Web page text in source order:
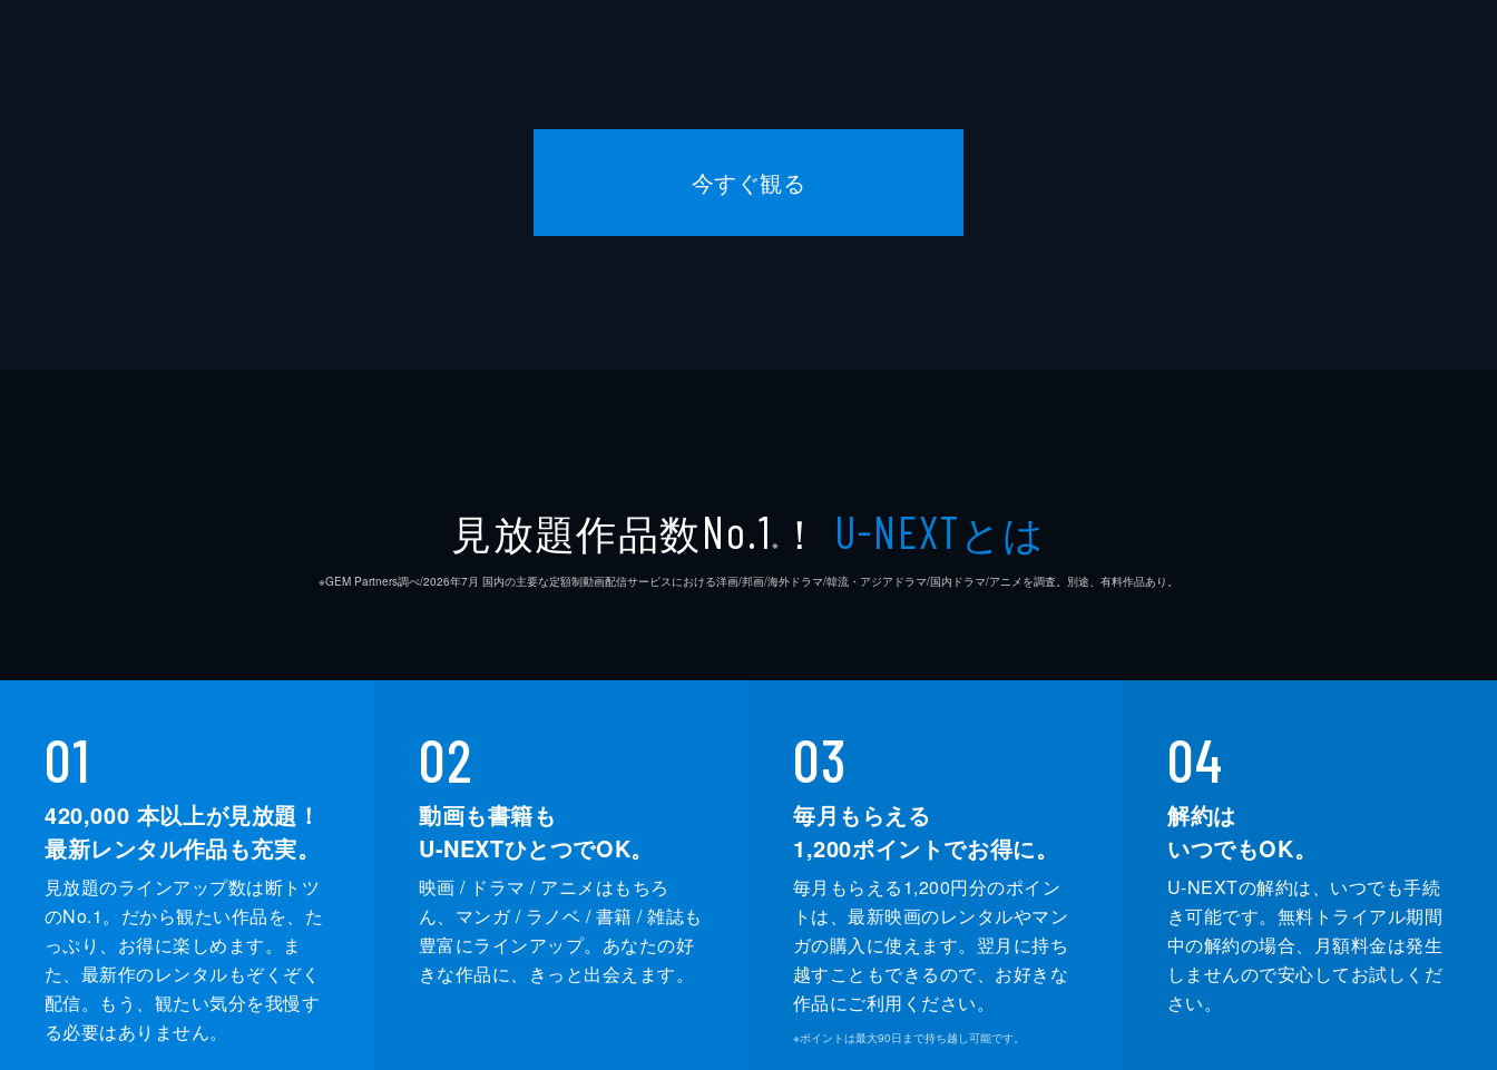
今すぐ観る
見放題作品数No.1 ※ ！ U-NEXTとは
※GEM Partners調べ/2026年7⽉ 国内の主要な定額制動画配信サービスにおける洋画/邦画/海外ドラマ/韓流・アジアドラマ/国内ドラマ/アニメを調査。別途、有料作品あり。
01
420,000 本以上が見放題！
最新レンタル作品も充実。
見放題のラインアップ数は断トツ
のNo.1。だから観たい作品を、た
っぷり、お得に楽しめます。ま
た、最新作のレンタルもぞくぞく
配信。もう、観たい気分を我慢す
る必要はありません。
02
動画も書籍も
U-NEXTひとつでOK。
映画 / ドラマ / アニメはもちろ
ん、マンガ / ラノベ / 書籍 / 雑誌も
豊富にラインアップ。あなたの好
きな作品に、きっと出会えます。
03
毎月もらえる
1,200ポイントでお得に。
毎月もらえる1,200円分のポイン
トは、最新映画のレンタルやマン
ガの購入に使えます。翌月に持ち
越すこともできるので、お好きな
作品にご利用ください。
※ポイントは最大90日まで持ち越し可能です。
04
解約は
いつでもOK。
U-NEXTの解約は、いつでも手続
き可能です。無料トライアル期間
中の解約の場合、月額料金は発生
しませんので安心してお試しくだ
さい。